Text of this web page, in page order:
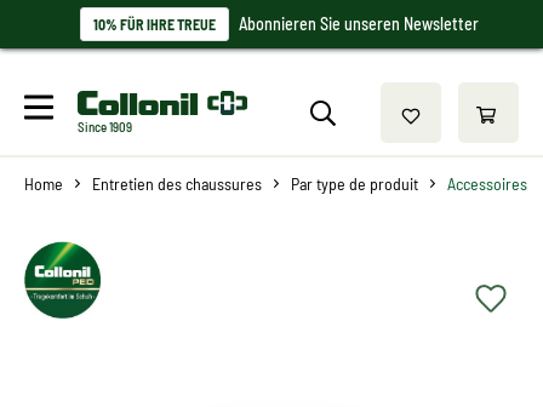
10% FÜR IHRE TREUE Abonnieren Sie unseren Newsletter
Since 1909
Home Entretien des chaussures Par type de produit Accessoires